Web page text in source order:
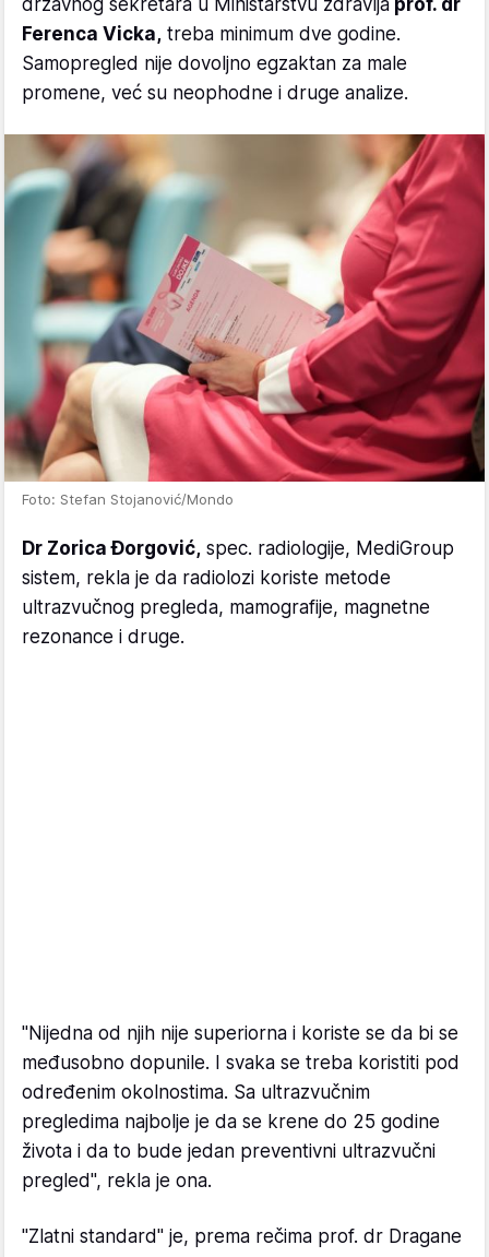
državnog sekretara u Ministarstvu zdravlja prof. dr
Ferenca Vicka, treba minimum dve godine.
Samopregled nije dovoljno egzaktan za male
promene, već su neophodne i druge analize.
Foto: Stefan Stojanović/Mondo
Dr Zorica Đorgović, spec. radiologije, MediGroup
sistem, rekla je da radiolozi koriste metode
ultrazvučnog pregleda, mamografije, magnetne
rezonance i druge.
"Nijedna od njih nije superiorna i koriste se da bi se
međusobno dopunile. I svaka se treba koristiti pod
određenim okolnostima. Sa ultrazvučnim
pregledima najbolje je da se krene do 25 godine
života i da to bude jedan preventivni ultrazvučni
pregled", rekla je ona.
"Zlatni standard" je, prema rečima prof. dr Dragane